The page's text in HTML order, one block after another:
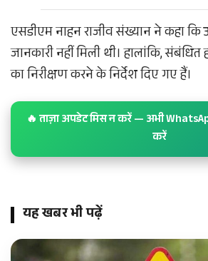
एसडीएम नाहन राजीव संख्यान ने कहा कि
जानकारी नहीं मिली थी। हालांकि,
का निरीक्षण करने के निर्देश दिए गए हैं।
🔥 ताज़ा अपडेट मिस न करें — अभी
करें
यह खबर भी पढ़ें